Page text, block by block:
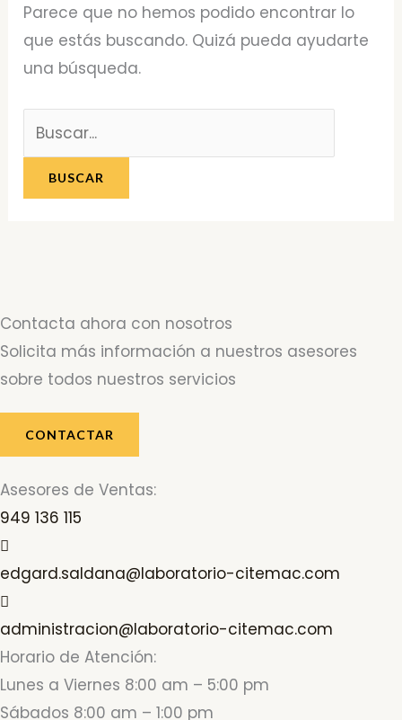
Parece que no hemos podido encontrar lo
que estás buscando. Quizá pueda ayudarte
una búsqueda.
Contacta ahora con nosotros
Solicita más información a nuestros asesores
sobre todos nuestros servicios
CONTACTAR
Asesores de Ventas:
949 136 115
edgard.saldana@laboratorio-citemac.com
administracion@laboratorio-citemac.com
Horario de Atención:
Lunes a Viernes 8:00 am – 5:00 pm
Sábados 8:00 am – 1:00 pm